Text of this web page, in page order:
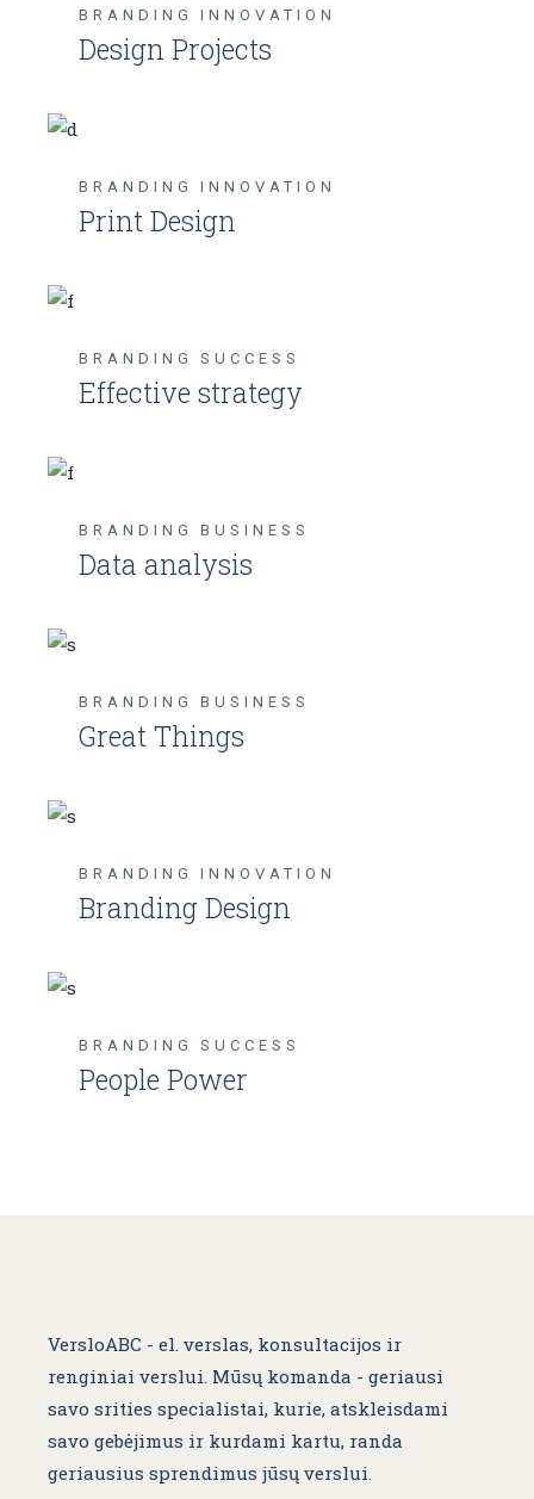
BRANDINGINNOVATION
Design Projects
BRANDINGINNOVATION
Print Design
BRANDINGSUCCESS
Effective strategy
BRANDINGBUSINESS
Data analysis
BRANDINGBUSINESS
Great Things
BRANDINGINNOVATION
Branding Design
BRANDINGSUCCESS
People Power
VersloABC - el. verslas, konsultacijos ir
renginiai verslui. Mūsų komanda - geriausi
savo srities specialistai, kurie, atskleisdami
savo gebėjimus ir kurdami kartu, randa
geriausius sprendimus jūsų verslui.